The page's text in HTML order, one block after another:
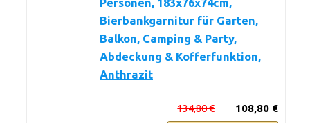
Personen, 183x76x74cm,
Bierbankgarnitur für Garten,
Balkon, Camping & Party,
Abdeckung & Kofferfunktion,
Anthrazit
108,80 €
134,80 €